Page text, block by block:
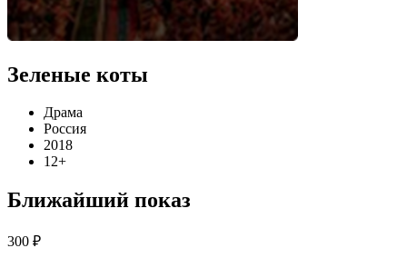
Зеленые коты
Драма
Россия
2018
12+
Ближайший показ
300 ₽